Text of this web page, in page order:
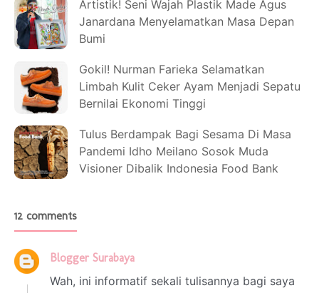
Artistik! Seni Wajah Plastik Made Agus
Janardana Menyelamatkan Masa Depan
Bumi
Gokil! Nurman Farieka Selamatkan
Limbah Kulit Ceker Ayam Menjadi Sepatu
Bernilai Ekonomi Tinggi
Tulus Berdampak Bagi Sesama Di Masa
Pandemi Idho Meilano Sosok Muda
Visioner Dibalik Indonesia Food Bank
12 comments
Blogger Surabaya
Wah, ini informatif sekali tulisannya bagi saya